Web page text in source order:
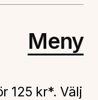
Meny
125 kr*. Välj